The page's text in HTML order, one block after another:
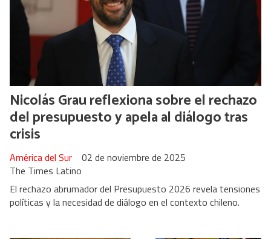
Nicolás Grau reflexiona sobre el rechazo
del presupuesto y apela al diálogo tras
crisis
The Times Latino
América del Sur 02 de noviembre de 2025
El rechazo abrumador del Presupuesto 2026 revela tensiones
políticas y la necesidad de diálogo en el contexto chileno.